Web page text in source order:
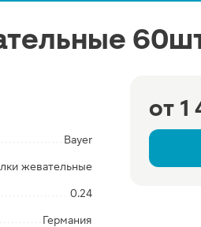
от 1
Bayer
жевательные
0.24
Германия